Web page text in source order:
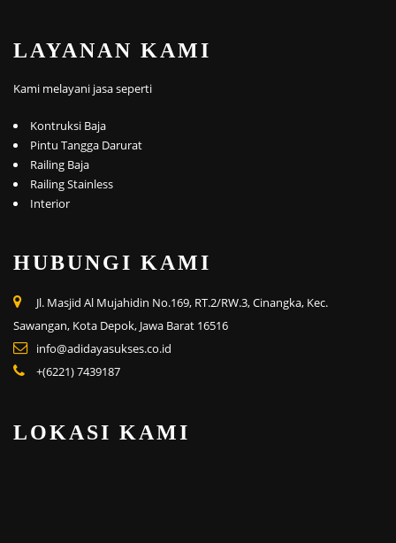
LAYANAN KAMI
Kami melayani jasa seperti
Kontruksi Baja
Pintu Tangga Darurat
Railing Baja
Railing Stainless
Interior
HUBUNGI KAMI
Jl. Masjid Al Mujahidin No.169, RT.2/RW.3, Cinangka, Kec.
Sawangan, Kota Depok, Jawa Barat 16516
info@adidayasukses.co.id
+(6221) 7439187
LOKASI KAMI